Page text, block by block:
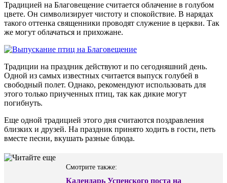
Традицией на Благовещение считается облачение в голубом
цвете. Он символизирует чистоту и спокойствие. В нарядах
такого оттенка священники проводят служение в церкви. Так
же могут облачаться и прихожане.
Традиции на праздник действуют и по сегодняшний день.
Одной из самых известных считается выпуск голубей в
свободный полет. Однако, рекомендуют использовать для
этого только приученных птиц, так как дикие могут
погибнуть.
Еще одной традицией этого дня считаются поздравления
близких и друзей. На праздник принято ходить в гости, петь
вместе песни, вкушать разные блюда.
Смотрите также:
Календарь Успенского поста на